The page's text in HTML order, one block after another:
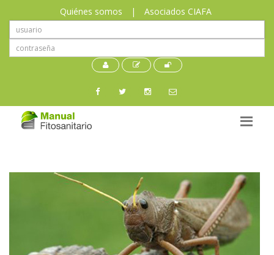
Quiénes somos | Asociados CIAFA